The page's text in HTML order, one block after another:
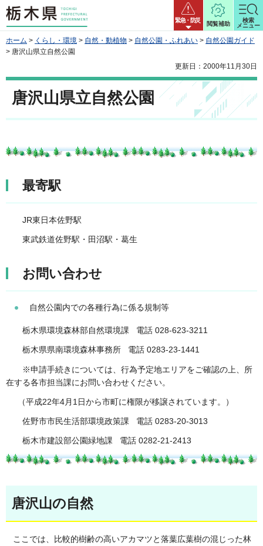
栃木県 緊急・防災
閲覧補助
検索
メニュー
ホーム > くらし・環境 > 自然・動植物 > 自然公園・ふれあい > 自然公園ガイド
> 唐沢山県立自然公園
更新日：2000年11月30日
唐沢山県立自然公園
最寄駅
JR東日本佐野駅
東武鉄道佐野駅・田沼駅・葛生
お問い合わせ
自然公園内での各種行為に係る規制等
栃木県環境森林部自然環境課 電話 028-623-3211
栃木県県南環境森林事務所 電話 0283-23-1441
※申請手続きについては、行為予定地エリアをご確認の上、所
在する各市担当課にお問い合わせください。
（平成22年4月1日から市町に権限が移譲されています。）
佐野市市民生活部環境政策課 電話 0283-20-3013
栃木市建設部公園緑地課 電話 0282-21-2413
唐沢山の自然
ここでは、比較的樹齢の高いアカマツと落葉広葉樹の混じった林